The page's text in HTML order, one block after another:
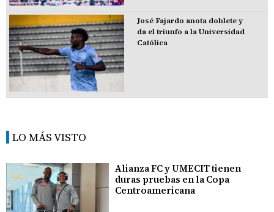
José Fajardo anota doblete y
da el triunfo a la Universidad
Católica
LO MÁS VISTO
Alianza FC y UMECIT tienen
duras pruebas en la Copa
Centroamericana